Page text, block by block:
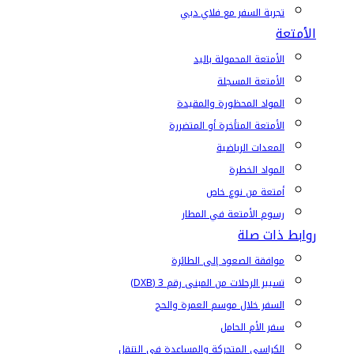
تجربة السفر مع فلاي دبي
الأمتعة
الأمتعة المحمولة باليد
الأمتعة المسجلة
المواد المحظورة والمقيدة
الأمتعة المتأخرة أو المتضررة
المعدات الرياضية
المواد الخطرة
أمتعة من نوع خاص
رسوم الأمتعة في المطار
روابط ذات صلة
موافقة الصعود إلى الطائرة
تسيير الرحلات من المبنى رقم 3 (DXB)
السفر خلال موسم العمرة والحج
سفر الأم الحامل
الكراسي المتحركة والمساعدة في التنقل